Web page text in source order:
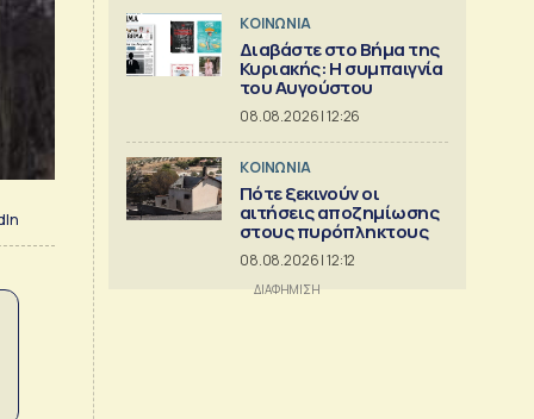
ΚΟΙΝΩΝΙΑ
Διαβάστε στο Βήμα της
Κυριακής: Η συμπαιγνία
του Αυγούστου
08.08.2026 | 12:26
ΚΟΙΝΩΝΙΑ
Πότε ξεκινούν οι
αιτήσεις αποζημίωσης
στους πυρόπληκτους
08.08.2026 | 12:12